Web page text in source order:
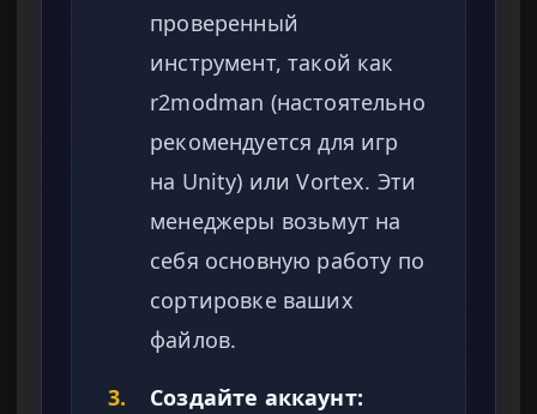
проверенный
инструмент, такой как
r2modman (настоятельно
рекомендуется для игр
на Unity) или Vortex. Эти
менеджеры возьмут на
себя основную работу по
сортировке ваших
файлов.
3.
Создайте аккаунт: